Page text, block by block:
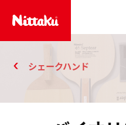
シェークハンド